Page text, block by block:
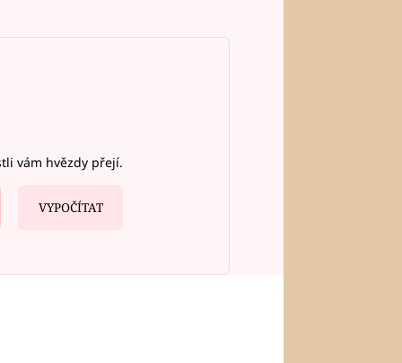
vám hvězdy přejí.
VYPOČÍTAT